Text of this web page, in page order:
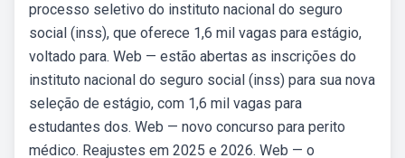
processo seletivo do instituto nacional do seguro
social (inss), que oferece 1,6 mil vagas para estágio,
voltado para. Web — estão abertas as inscrições do
instituto nacional do seguro social (inss) para sua nova
seleção de estágio, com 1,6 mil vagas para
estudantes dos. Web — novo concurso para perito
médico. Reajustes em 2025 e 2026. Web — o